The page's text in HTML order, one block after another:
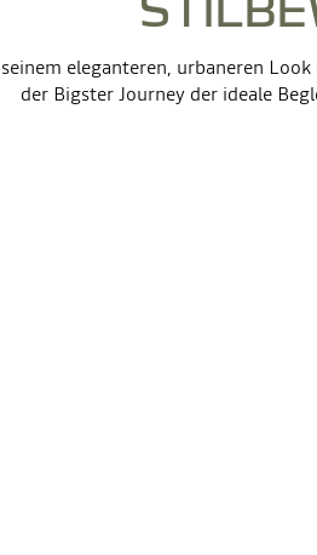
eleganteren, urbaneren
der Bigster Journey der ideale